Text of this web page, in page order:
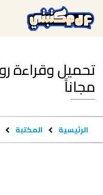
مجاناً
الرئيسية المكتبة